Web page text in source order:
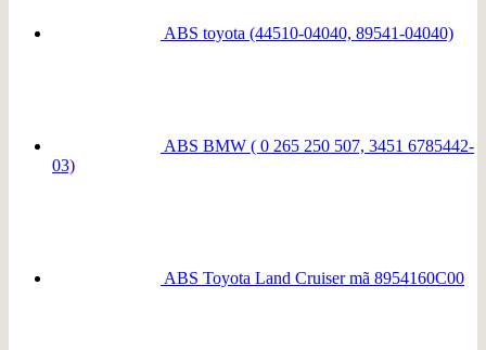
ABS toyota (44510-04040, 89541-04040)
ABS BMW ( 0 265 250 507, 3451 6785442-
03)
ABS Toyota Land Cruiser mã 8954160C00